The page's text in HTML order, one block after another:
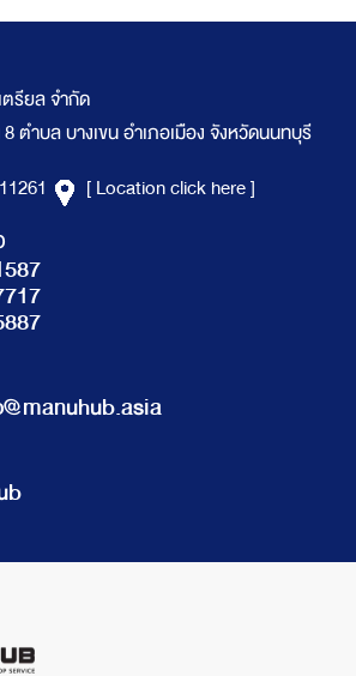
รียล จำกัด
ตำบล บางเขน อำเภอเมือง จังหวัดนนทบุรี
[ Location click here ]